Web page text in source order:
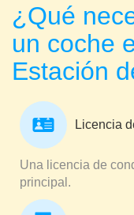
¿Qué
un coche
Estación
Licencia
Una licencia de
principal.